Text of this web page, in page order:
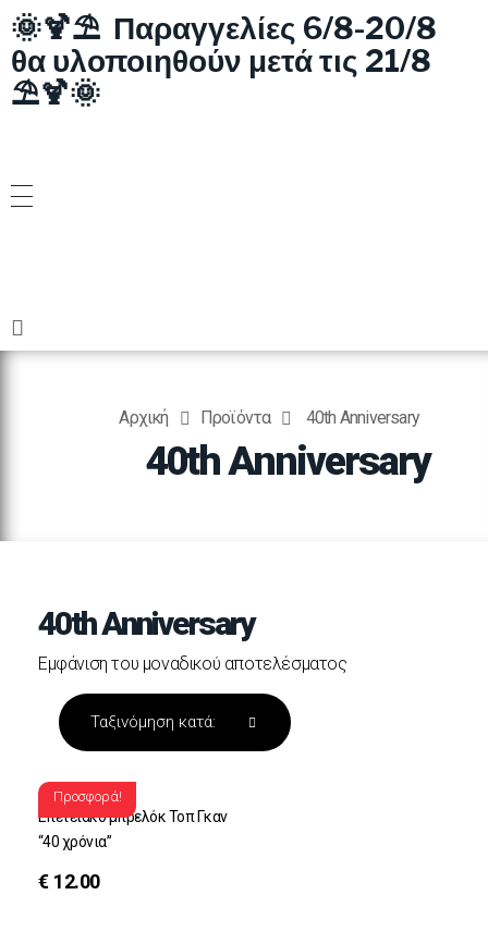
🌞🍹⛱️ Παραγγελίες 6/8-20/8
θα υλοποιηθούν μετά τις 21/8
⛱️🍹🌞
Αρχική Προϊόντα 40th Anniversary
40th Anniversary
40th Anniversary
Εμφάνιση του μοναδικού αποτελέσματος
Προσφορά!
Επετειακο μπρελόκ Τοπ Γκαν
“40 χρόνια”
€ 12.00